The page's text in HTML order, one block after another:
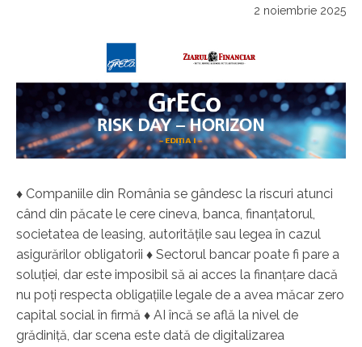
2 noiembrie 2025
♦ Companiile din România se gândesc la riscuri atunci
când din păcate le cere cineva, banca, finanţatorul,
societatea de leasing, autorităţile sau legea în cazul
asigurărilor obligatorii ♦ Sectorul bancar poate fi pare a
soluţiei, dar este imposibil să ai acces la finanţare dacă
nu poţi respecta obligaţiile legale de a avea măcar zero
capital social în firmă ♦ AI încă se află la nivel de
grădiniţă, dar scena este dată de digitalizarea